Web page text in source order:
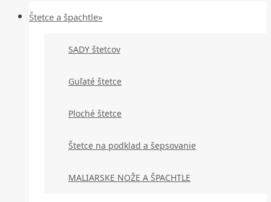
Štetce a špachtle»
SADY štetcov
Guľaté štetce
Ploché štetce
Štetce na podklad a šepsovanie
MALIARSKE NOŽE A ŠPACHTLE